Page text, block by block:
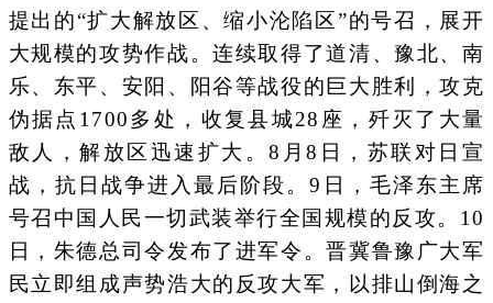
提出的“扩大解放区、缩小沦陷区”的号召，展开
大规模的攻势作战。连续取得了道清、豫北、南
乐、东平、安阳、阳谷等战役的巨大胜利，攻克
伪据点1700多处，收复县城28座，歼灭了大量
敌人，解放区迅速扩大。8月8日，苏联对日宣
战，抗日战争进入最后阶段。9日，毛泽东主席
号召中国人民一切武装举行全国规模的反攻。10
日，朱德总司令发布了进军令。晋冀鲁豫广大军
民立即组成声势浩大的反攻大军，以排山倒海之